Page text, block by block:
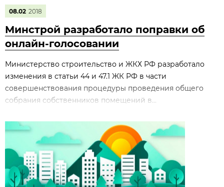
08.02 2018
Минстрой разработало поправки об
онлайн-голосовании
Министерство строительство и ЖКХ РФ разработало
изменения в статьи 44 и 47.1 ЖК РФ в части
совершенствования процедуры проведения общего
собрания собственников помещений в...